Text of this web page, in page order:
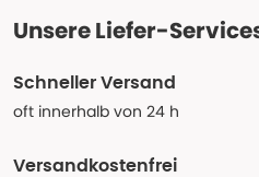
Unsere Liefer-
Schneller Versand
oft innerhalb von 24 h
Versandkostenfrei